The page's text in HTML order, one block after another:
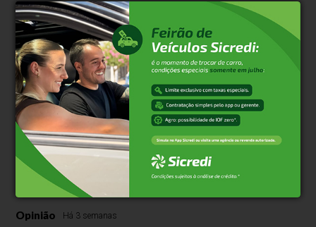
Opinião Há 3 semanas